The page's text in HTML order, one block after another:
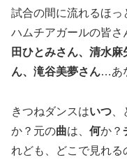
試合の間に流れるほっ
ハムチアガールの皆さ
田ひとみさん、清水
ん、滝谷美夢さん…あ
きつねダンスはいつ
か？元の曲は、 何か？
れども、どこで見れる